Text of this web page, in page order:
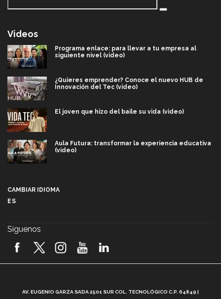
Videos
Programa enlace: para llevar a tu empresa al
siguiente nivel (video)
¿Quieres emprender? Conoce el nuevo HUB de
Innovación del Tec (video)
El joven que hizo del baile su vida (video)
Aula Futura: transformar la experiencia educativa
(video)
2026! (video)
CAMBIAR IDIOMA
ES
Síguenos
AV. EUGENIO GARZA SADA 2501 SUR COL. TECNOLÓGICO C.P. 64849 |